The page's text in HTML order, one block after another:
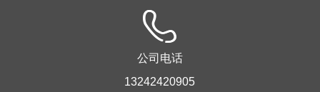
公司电话
13242420905